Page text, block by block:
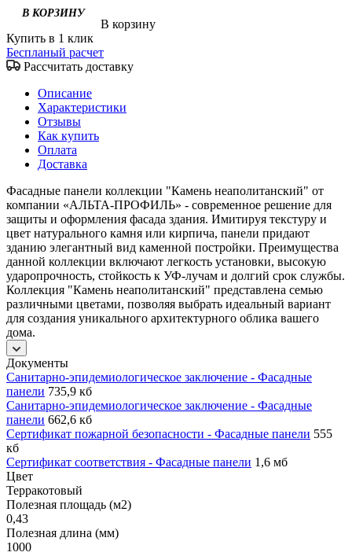
В корзину
Купить в 1 клик
Беспланый расчет
Рассчитать доставку
Описание
Характеристики
Отзывы
Как купить
Оплата
Доставка
Фасадные панели коллекции "Камень неаполитанский" от
компании «АЛЬТА-ПРОФИЛЬ» - современное решение для
защиты и оформления фасада здания. Имитируя текстуру и
цвет натурального камня или кирпича, панели придают
зданию элегантный вид каменной постройки. Преимущества
данной коллекции включают легкость установки, высокую
ударопрочность, стойкость к УФ-лучам и долгий срок службы.
Коллекция "Камень неаполитанский" представлена семью
различными цветами, позволяя выбрать идеальный вариант
для создания уникального архитектурного облика вашего
дома.
Документы
Санитарно-эпидемиологическое заключение - Фасадные
панели 735,9 кб
Санитарно-эпидемиологическое заключение - Фасадные
панели 662,6 кб
Сертификат пожарной безопасности - Фасадные панели 555
кб
Сертификат соответствия - Фасадные панели 1,6 мб
Цвет
Терракотовый
Полезная площадь (м2)
0,43
Полезная длина (мм)
1000